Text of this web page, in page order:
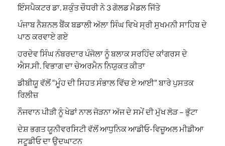
ਇੰਸਪੈਕਟਰ ਡਾ. ਸ਼ਕੁੰਤ ਚੌਧਰੀ ਨੇ 3 ਗੋਲਡ ਮੈਡਲ ਜਿੱਤੇ
ਪੰਜਾਬ ਨੈਸ਼ਨਲ ਬੈਂਕ ਬਡਾਲੀ ਅੱਲਾ ਸਿੰਘ ਵਿਖੇ ਸ੍ਰੀ ਸੁਖਮਨੀ ਸਾਹਿਬ ਦੇ
ਪਾਠ ਕਰਵਾਏ ਗਏ
ਹਰਦੇਵ ਸਿੰਘ ਨੰਬਰਦਾਰ ਪੰਜੋਲਾ ਨੂੰ ਬਲਾਕ ਸਰਹਿੰਦ ਕਾਂਗਰਸ ਦੇ
ਐਸ.ਸੀ. ਵਿਭਾਗ ਦਾ ਚੇਅਰਮੈਨ ਨਿਯੁਕਤ ਕੀਤਾ
ਡੀਬੀਯੂ ਵੱਲੋਂ “ਮੂੰਹ ਦੀ ਸਿਹਤ ਸੰਭਾਲ ਵਿੱਚ ਏ ਆਈ” ਬਾਰੇ ਪੁਸਤਕ
ਰਿਲੀਜ਼
ਨੌਜਵਾਨ ਪੀੜੀ ਨੂੰ ਖੇਡਾਂ ਨਾਲ ਜੋੜਨਾ ਅੱਜ ਦੇ ਸਮੇਂ ਦੀ ਮੁੱਖ ਲੋੜ – ਭੁੱਟਾ
ਦੇਸ਼ ਭਗਤ ਯੂਨੀਵਰਸਿਟੀ ਵੱਲੋਂ ਆਧੁਨਿਕ ਆਡੀਓ-ਵਿਜ਼ੂਅਲ ਮੀਡੀਆ
ਸਟੂਡੀਓ ਦਾ ਉਦਘਾਟਨ